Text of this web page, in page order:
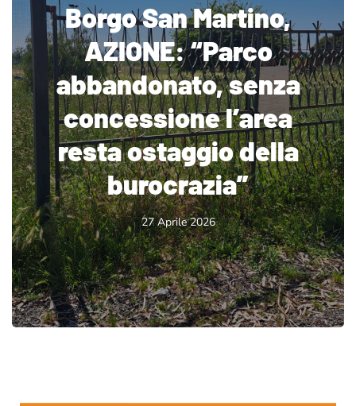
Borgo San Martino,
AZIONE: “Parco
abbandonato, senza
concessione l’area
resta ostaggio della
burocrazia”
27 Aprile 2026